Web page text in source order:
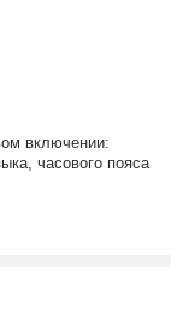
включении:
часового пояса